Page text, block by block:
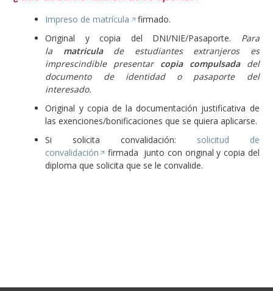
Impreso de matrícula
firmado.
Original y copia del DNI/NIE/Pasaporte. Para
la matricula de estudiantes extranjeros es
imprescindible presentar copia compulsada del
documento de identidad o pasaporte del
interesado.
Original y copia de la documentación justificativa de
las exenciones/bonificaciones que se quiera aplicarse.
Si solicita convalidación: solicitud de
convalidación
firmada junto con original y copia del
diploma que solicita que se le convalide.